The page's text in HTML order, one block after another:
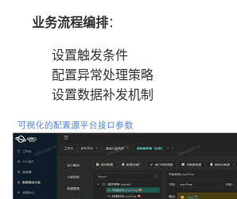
业务流程编排：
设置触发条件
配置异常处理策略
设置数据补发机制